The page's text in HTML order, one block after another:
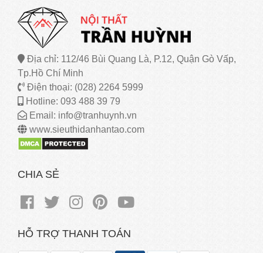
Địa chỉ: 112/46 Bùi Quang Là, P.12, Quận Gò Vấp,
Tp.Hồ Chí Minh
Điện thoại: (028) 2264 5999
Hotline: 093 488 39 79
Email: info@tranhuynh.vn
www.sieuthidanhantao.com
CHIA SẺ
HỖ TRỢ THANH TOÁN